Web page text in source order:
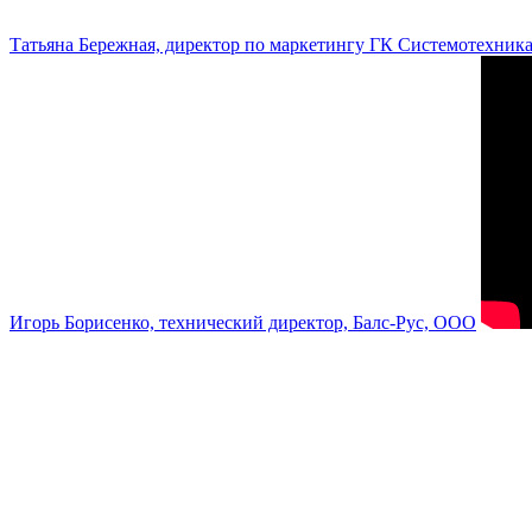
Татьяна Бережная, директор по маркетингу ГК Системотехника
Игорь Борисенко, технический директор, Балс-Рус, ООО